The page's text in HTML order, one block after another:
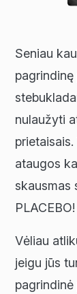
Seniau
nulaužyti
ataugos
skausmas
PLACEBO!
Vėliau
jeigu jūs